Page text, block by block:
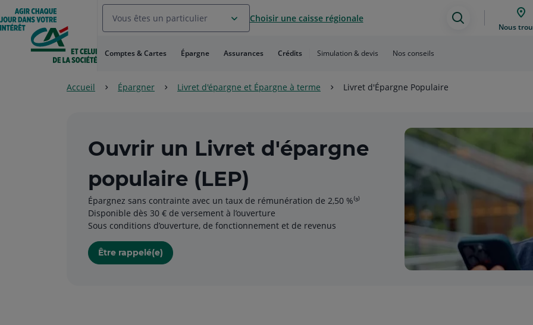
Aller
au
Menu
Aller au
Contenu
Vous êtes un particulier Choisir une caisse régionale
Assistance
Nous
Comptes & Cartes Épargne Assurances Crédits Simulation & devis Nos conseils
Accueil Épargner Livret d'épargne et Épargne à terme Livret d'Épargne Populaire
Ouvrir un Livret d'épargne
populaire (LEP)
Épargnez sans contrainte avec un taux de rémunération de 2,50 %⁽³⁾
Disponible dès 30 € de versement à l’ouverture
Sous conditions d’ouverture, de fonctionnement et de revenus
Être rappelé(e)